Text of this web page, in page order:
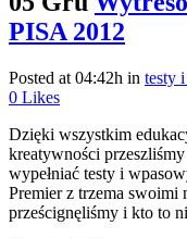
PISA 2012
Posted at 04:42h in testy
0 Likes
Dzięki wszystkim
kreatywności
wypełniać testy i
Premier z trzema swoimi
prześcignęliśmy i kto to